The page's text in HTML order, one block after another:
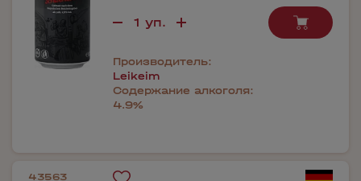
Производитель:
Leikeim
Содержание алкоголя:
4.9%
43563